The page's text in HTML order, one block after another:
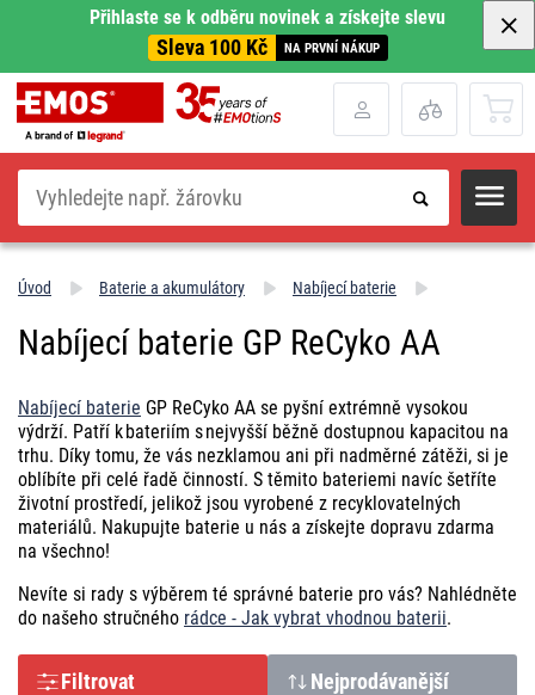
Přihlaste se k odběru novinek a získejte slevu
Sleva 100 Kč NA PRVNÍ NÁKUP
Hledat
Úvod Baterie a akumulátory Nabíjecí baterie
Nabíjecí baterie GP ReCyko AA
Nabíjecí baterie GP ReCyko AA se pyšní extrémně vysokou
výdrží. Patří k bateriím s nejvyšší běžně dostupnou kapacitou na
trhu. Díky tomu, že vás nezklamou ani při nadměrné zátěži, si je
oblíbíte při celé řadě činností. S těmito bateriemi navíc šetříte
životní prostředí, jelikož jsou vyrobené z recyklovatelných
materiálů. Nakupujte baterie u nás a získejte dopravu zdarma
na všechno!
Nevíte si rady s výběrem té správné baterie pro vás? Nahlédněte
do našeho stručného rádce - Jak vybrat vhodnou baterii.
Filtrovat Nejprodávanější